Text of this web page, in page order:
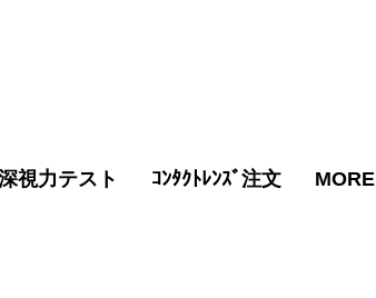
視力テスト ｺﾝﾀｸﾄﾚﾝｽﾞ注文 MORE